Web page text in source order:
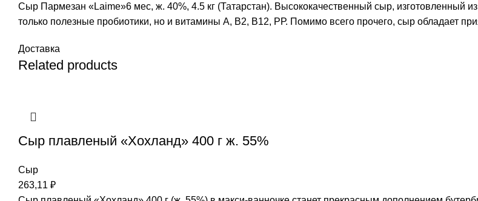
Сыр Пармезан «Laime»6 мес, ж. 40%, 4.5 кг (Татарстан). Высококачественный сыр, изготовленный
только полезные пробиотики, но и витамины А, В2, B12, РР. Помимо всего прочего, сыр обладает
Доставка
Related products
Сыр плавленый «Хохланд» 400 г ж. 55%
Сыр
263,11 ₽